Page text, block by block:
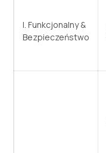
I. Funkcjonalny &
Bezpieczeństwo